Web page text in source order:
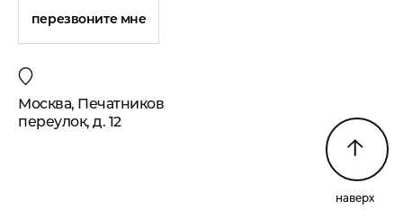
перезвоните мне
Москва, Печатников
переулок, д. 12
наверх